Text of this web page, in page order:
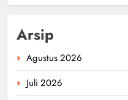
Arsip
Agustus 2026
Juli 2026